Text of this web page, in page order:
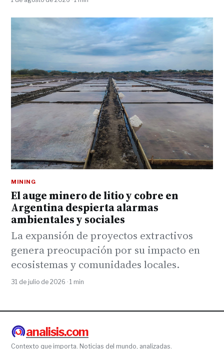
MINING
El auge minero de litio y cobre en
Argentina despierta alarmas
ambientales y sociales
La expansión de proyectos extractivos
genera preocupación por su impacto en
ecosistemas y comunidades locales.
31 de julio de 2026 · 1 min
analisis.com
Contexto que importa. Noticias del mundo, analizadas.